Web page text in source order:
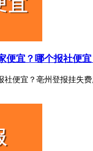
便宜？哪个报社便宜
社便宜？亳州登报挂失